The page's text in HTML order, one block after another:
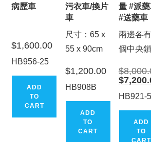
病歷車
$1,600.00
HB956-25
ADD
TO
CART
污衣車/換片
車
尺寸：65 x
55 x 90cm
$1,200.00
HB908B
ADD
TO
CART
量 #派
#送藥車
兩邊各
個中央鎖
$
$
HB921-
ADD
TO
CART